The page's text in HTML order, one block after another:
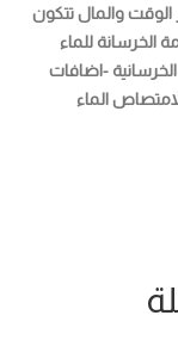
الوقت والمالتتكون
الخرسانة للماء
-اضافات
الماء